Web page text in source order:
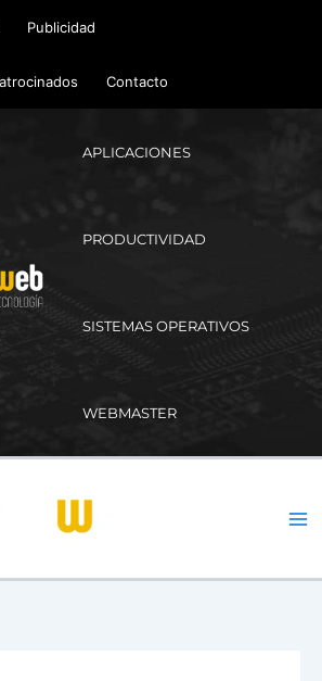
Publicidad
Contacto
APLICACIONES
PRODUCTIVIDAD
SISTEMAS OPERATIVOS
WEBMASTER